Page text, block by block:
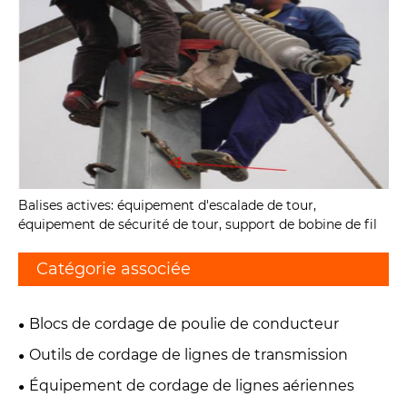
Balises actives: équipement d'escalade de tour,
équipement de sécurité de tour, support de bobine de fil
Catégorie associée
Blocs de cordage de poulie de conducteur
Outils de cordage de lignes de transmission
Équipement de cordage de lignes aériennes